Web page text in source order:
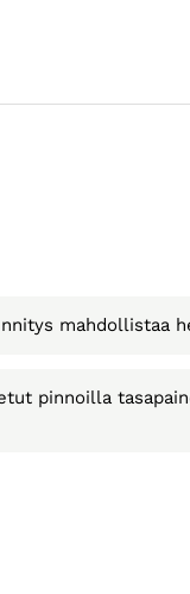
mahdollistaa
pinnoilla